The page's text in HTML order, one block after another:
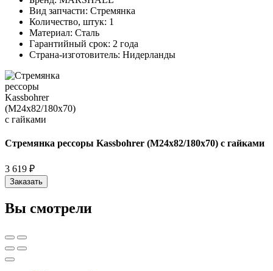
Вид запчасти: Стремянка
Количество, штук: 1
Материал: Сталь
Гарантийный срок: 2 года
Страна-изготовитель: Нидерланды
Стремянка рессоры Kassbohrer (M24x82/180x70) с гайками
3 619 ₽
Заказать
Вы смотрели